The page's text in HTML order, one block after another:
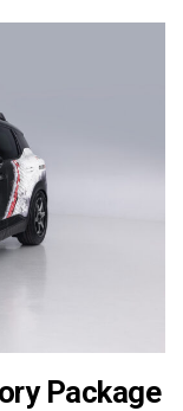
Package